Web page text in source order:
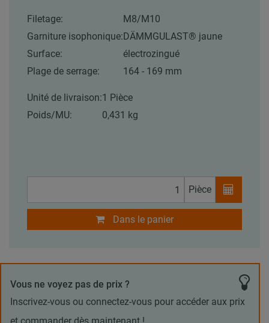
Filetage:
M8/M10
Garniture isophonique: DÄMMGULAST® jaune
Surface:
électrozingué
Plage de serrage:
164 - 169 mm
Unité de livraison:1 Pièce
Poids/MU:
0,431 kg
Pièce
Dans le panier
Vous ne voyez pas de prix ?
Inscrivez-vous ou connectez-vous pour accéder aux prix